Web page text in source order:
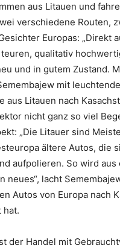
aus Litauen und
verschiedene Routen,
Europas: „Direkt
qualitativ
und in gutem Zustand.
mit
aus Litauen nach
nicht ganz so viel
„Die Litauer sind
ältere Autos, die
aufpolieren. So wird aus
neues“, lacht
Autos von Europa nach
hat.
der Handel mit